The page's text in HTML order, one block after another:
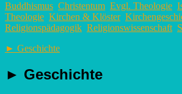
Buddhismus Christentum Evgl. Theologie
Theologie Kirchen & Klöster
Religionspädagogik Religionswissenschaft
► Geschichte
► Geschichte